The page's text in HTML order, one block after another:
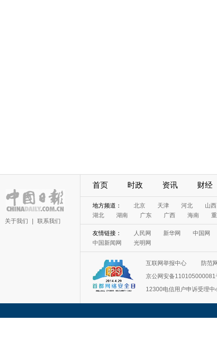
关于我们 联系我们
首页 时政 资讯 财经
地方频道： 北京 天津 河北
山西
湖北
湖南 广东 广西 海南
友情链接： 人民网 新华网
中国网
中国新闻网
光明网
互联网举报中心
防范
京公网安备110105000081
12300电信用户申诉受理中